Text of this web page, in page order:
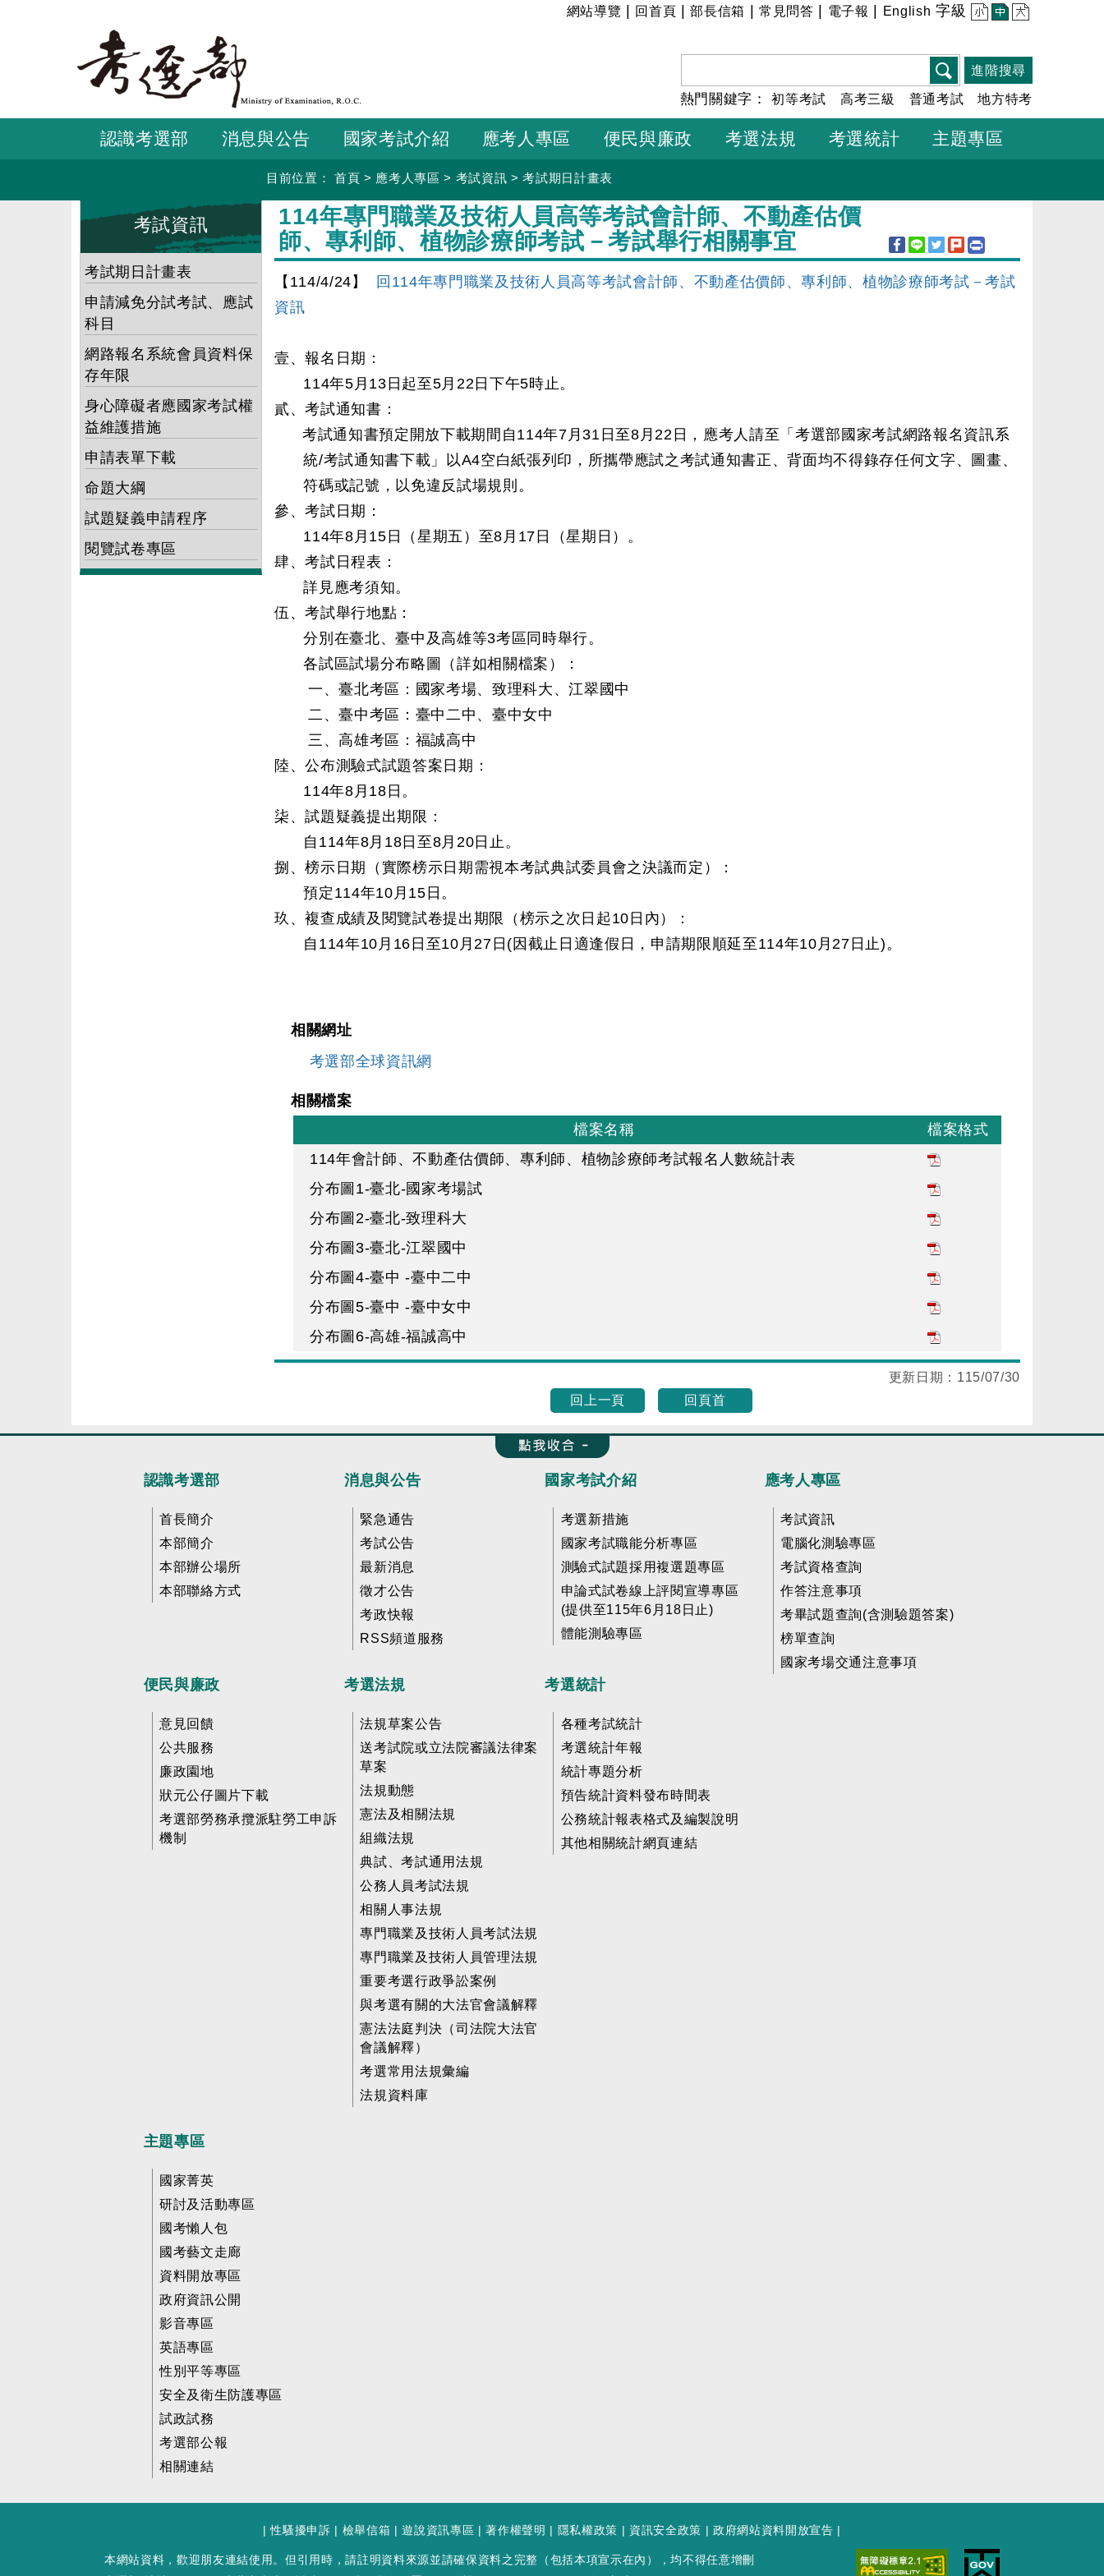
要
容
:::
網站導覽 回首頁 |部長信箱 常見問答 電子報 English 字級 小 中 大
進階搜尋
熱門關鍵字：初等考試 高考三級 普通考試 地方特考
認識考選部 消息與公告 國家考試介紹 應考人專區 便民與廉政 考選法規 考選統計 主題專區
目前位置： 首頁 > 應考人專區 > 考試資訊 >考試期日計畫表
考試資訊
考試期日計畫表
申請減免分試考試、應試
科目
網路報名系統會員資料保
存年限
身心障礙者應國家考試權
益維護措施
申請表單下載
命題大綱
試題疑義申請程序
閱覽試卷專區
:::
114年專門職業及技術人員高等考試會計師、不動產估價
師、專利師、植物診療師考試－考試舉行相關事宜
【114/4/24】
回114年專門職業及技術人員高等考試會計師、不動產估價師、專利師、植物診療師考試－考試
資訊
壹、報名日期：
114年5月13日起至5月22日下午5時止。
貳、考試通知書：
考試通知書預定開放下載期間自114年7月31日至8月22日，應考人請至「考選部國家考試網路報名資訊系
統/考試通知書下載」以A4空白紙張列印，所攜帶應試之考試通知書正、背面均不得錄存任何文字、圖畫、
符碼或記號，以免違反試場規則。
參、考試日期：
114年8月15日（星期五）至8月17日（星期日）。
肆、考試日程表：
詳見應考須知。
伍、考試舉行地點：
分別在臺北、臺中及高雄等3考區同時舉行。
各試區試場分布略圖（詳如相關檔案）：
一、臺北考區：國家考場、致理科大、江翠國中
二、臺中考區：臺中二中、臺中女中
三、高雄考區：福誠高中
陸、公布測驗式試題答案日期：
114年8月18日。
柒、試題疑義提出期限：
自114年8月18日至8月20日止。
捌、榜示日期（實際榜示日期需視本考試典試委員會之決議而定）：
預定114年10月15日。
玖、複查成績及閱覽試卷提出期限（榜示之次日起10日內）：
自114年10月16日至10月27日(因截止日適逢假日，申請期限順延至114年10月27日止)。
相關網址
考選部全球資訊網
相關檔案
檔案名稱
檔案格式
114年會計師、不動產估價師、專利師、植物診療師考試報名人數統計表
分布圖1-臺北-國家考場試
分布圖2-臺北-致理科大
分布圖3-臺北-江翠國中
分布圖4-臺中 -臺中二中
分布圖5-臺中 -臺中女中
分布圖6-高雄-福誠高中
更新日期： 115/07/30
回上一頁
回頁首
收合 FatFooter
認識考選部
首長簡介
本部簡介
本部辦公場所
本部聯絡方式
消息與公告
緊急通告
考試公告
最新消息
徵才公告
考政快報
RSS頻道服務
國家考試介紹
考選新措施
國家考試職能分析專區
測驗式試題採用複選題專區
申論式試卷線上評閱宣導專區
(提供至115年6月18日止)
體能測驗專區
應考人專區
考試資訊
電腦化測驗專區
考試資格查詢
作答注意事項
考畢試題查詢(含測驗題答案)
榜單查詢
國家考場交通注意事項
便民與廉政
意見回饋
公共服務
廉政園地
狀元公仔圖片下載
考選部勞務承攬派駐勞工申訴
機制
考選法規
法規草案公告
送考試院或立法院審議法律案
草案
法規動態
憲法及相關法規
組織法規
典試、考試通用法規
公務人員考試法規
相關人事法規
專門職業及技術人員考試法規
專門職業及技術人員管理法規
重要考選行政爭訟案例
與考選有關的大法官會議解釋
憲法法庭判決（司法院大法官
會議解釋）
考選常用法規彙編
法規資料庫
考選統計
各種考試統計
考選統計年報
統計專題分析
預告統計資料發布時間表
公務統計報表格式及編製說明
其他相關統計網頁連結
主題專區
國家菁英
研討及活動專區
國考懶人包
國考藝文走廊
資料開放專區
政府資訊公開
影音專區
英語專區
性別平等專區
安全及衛生防護專區
試政試務
考選部公報
相關連結
|性騷擾申訴 | 檢舉信箱 |遊說資訊專區 |著作權聲明 | 隱私權政策 | 資訊安全政策 |政府網站資料開放宣告 |
本網站資料，歡迎朋友連結使用。但引用時，請註明資料來源並請確保資料之完整（包括本項宣示在內），均不得任意增刪